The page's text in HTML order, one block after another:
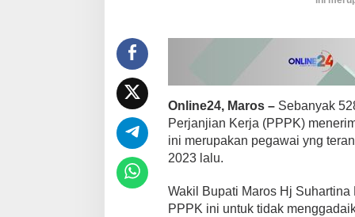
Online24, Maros – Sebanyak
Perjanjian Kerja (PPPK)
ini merupakan pegawai yng
2023 lalu.
Wakil Bupati Maros Hj
PPPK ini untuk tidak